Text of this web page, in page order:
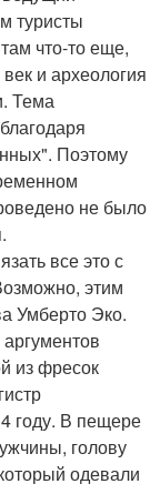
туристы
что-то еще,
и археология
Тема
Поэтому
не было
все это с
этим
Умберто Эко.
из фресок
году. В пещере
голову
одевали